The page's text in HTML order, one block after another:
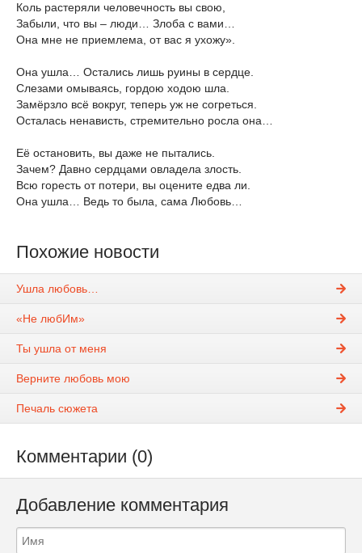
Коль растеряли человечность вы свою,
Забыли, что вы – люди… Злоба с вами…
Она мне не приемлема, от вас я ухожу».
Она ушла… Остались лишь руины в сердце.
Слезами омываясь, гордою ходою шла.
Замёрзло всё вокруг, теперь уж не согреться.
Осталась ненависть, стремительно росла она…
Её остановить, вы даже не пытались.
Зачем? Давно сердцами овладела злость.
Всю горесть от потери, вы оцените едва ли.
Она ушла… Ведь то была, сама Любовь…
Похожие новости
Ушла любовь…
«Не любИм»
Ты ушла от меня
Верните любовь мою
Печаль сюжета
Комментарии (0)
Добавление комментария